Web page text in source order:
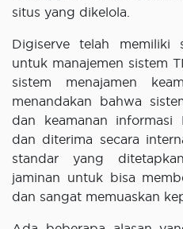
situs yang dikelola.
Digiserve telah memiliki
untuk manajemen sistem
sistem menajamen
menandakan bahwa
dan keamanan informasi
dan diterima secara
standar yang
jaminan untuk bisa
dan sangat memuaskan